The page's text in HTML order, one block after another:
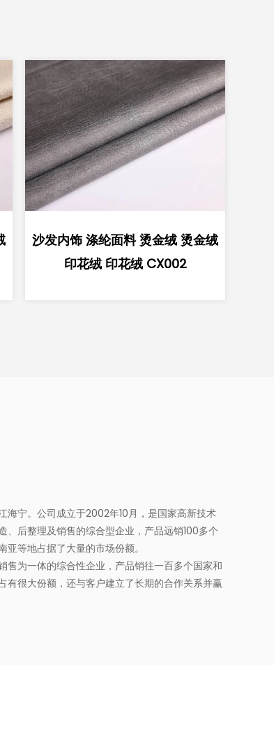
超柔软复合沙发内饰聚酯绒荷兰
绒法国绒 CC005
海宁。公司成立于2002年10月，是国家高新技术
后整理及销售的综合型企业，产品远销100多个
等地占据了大量的市场份额。
为一体的综合性企业，产品销往一百多个国家和
有很大份额，还与客户建立了长期的合作关系并赢